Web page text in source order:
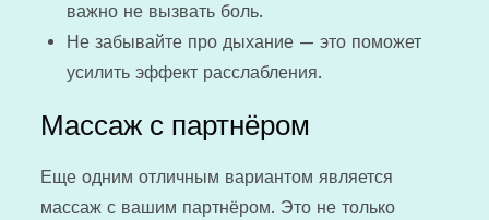
важно не вызвать боль.
Не забывайте про дыхание — это поможет
усилить эффект расслабления.
Массаж с партнёром
Еще одним отличным вариантом является
массаж с вашим партнёром. Это не только